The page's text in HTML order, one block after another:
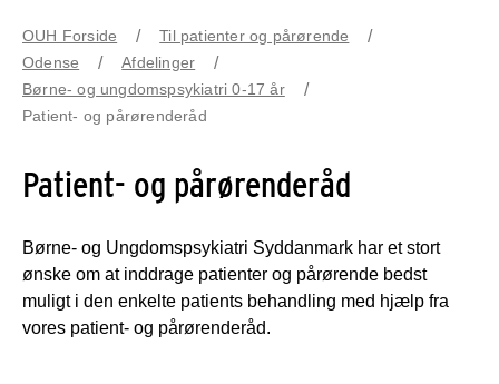
OUH Forside
Til patienter og pårørende
Odense
Afdelinger
Børne- og ungdomspsykiatri 0-17 år
Patient- og pårørenderåd
Patient- og pårørenderåd
Børne- og Ungdomspsykiatri Syddanmark har et stort
ønske om at inddrage patienter og pårørende bedst
muligt i den enkelte patients behandling med hjælp fra
vores patient- og pårørenderåd.